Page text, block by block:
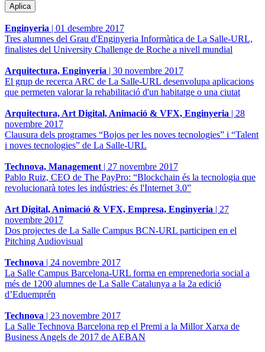
Enginyeria | 01 desembre 2017
Tres alumnes del Grau d'Enginyeria Informàtica de La Salle-URL,
finalistes del University Challenge de Roche a nivell mundial
Arquitectura, Enginyeria | 30 novembre 2017
El grup de recerca ARC de La Salle-URL desenvolupa aplicacions
que permeten valorar la rehabilitació d'un habitatge o una ciutat
Arquitectura, Art Digital, Animació & VFX, Enginyeria | 28
novembre 2017
Clausura dels programes “Bojos per les noves tecnologies” i “Talent
i noves tecnologies” de La Salle-URL
Technova, Management | 27 novembre 2017
Pablo Ruiz, CEO de The PayPro: “Blockchain és la tecnologia que
revolucionarà totes les indústries: és l'Internet 3.0”
Art Digital, Animació & VFX, Empresa, Enginyeria | 27
novembre 2017
Dos projectes de La Salle Campus BCN-URL participen en el
Pitching Audiovisual
Technova | 24 novembre 2017
La Salle Campus Barcelona-URL forma en emprenedoria social a
més de 1200 alumnes de La Salle Catalunya a la 2a edició
d’Eduemprén
Technova | 23 novembre 2017
La Salle Technova Barcelona rep el Premi a la Millor Xarxa de
Business Angels de 2017 de AEBAN